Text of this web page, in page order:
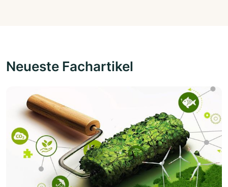
Neueste Fachartikel